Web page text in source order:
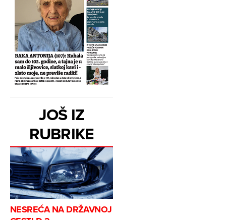
JOŠ IZ
RUBRIKE
NESREĆA NA DRŽAVNOJ